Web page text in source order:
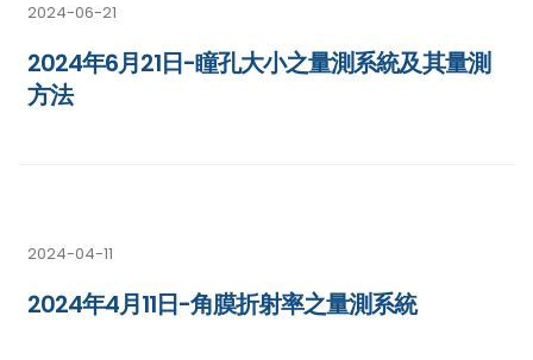
2024-06-21
2024年6月21日-瞳孔大小之量測系統及其量測
方法
2024-04-11
2024年4月11日-角膜折射率之量測系統